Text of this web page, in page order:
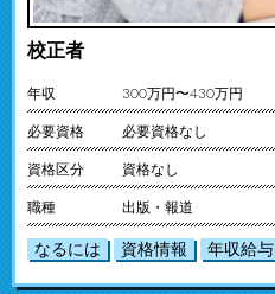
校正者
年収 300万円〜430万円
必要資格 必要資格なし
資格区分 資格なし
職種 出版・報道
なるには 資格情報 年収給与